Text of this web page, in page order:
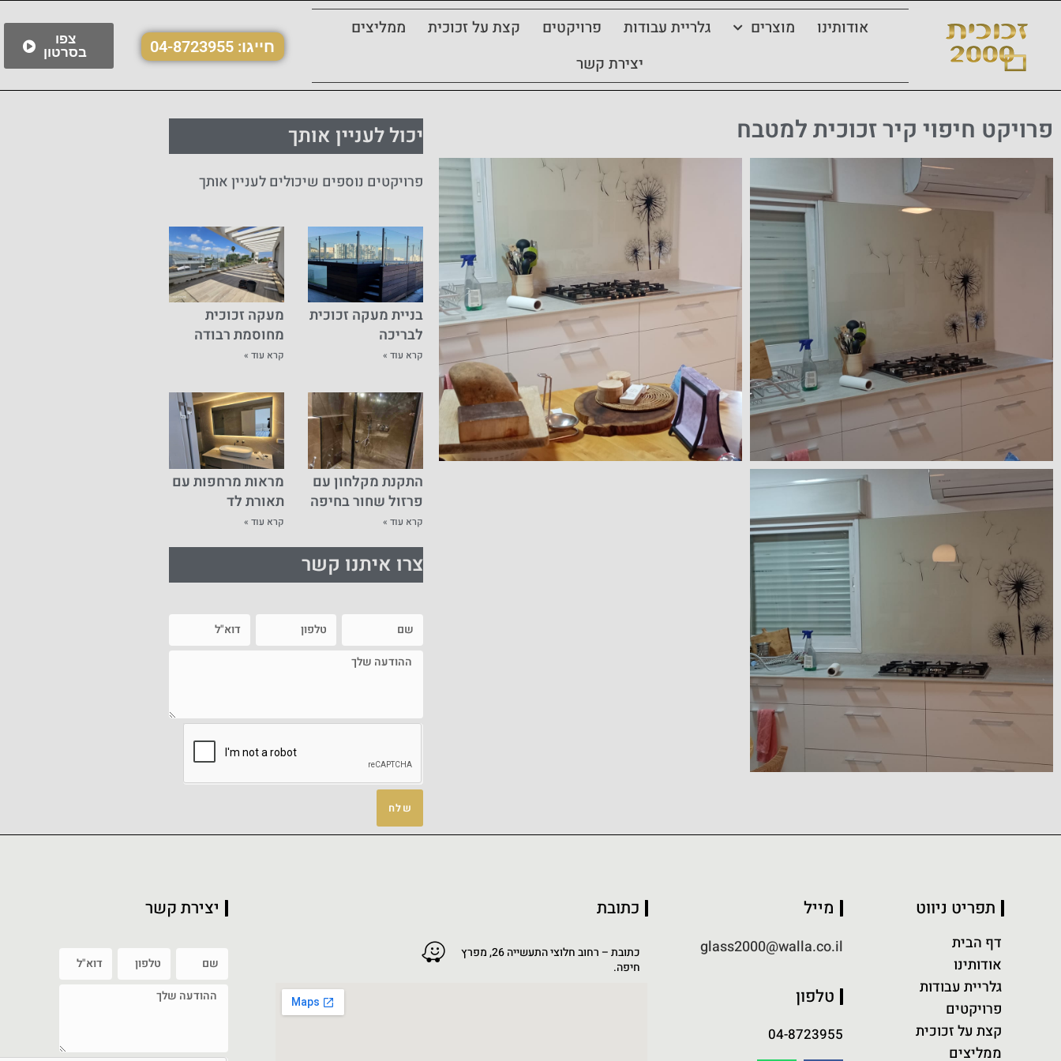
אודותינו מוצרים גלריית עבודות פרויקטים קצת על זכוכית
ממליצים
יצירת קשר
חייגו: 04-8723955
צפו
בסרטון
פרויקט חיפוי קיר זכוכית למטבח יכול לעניין אותך
פרויקטים נוספים שיכולים לעניין אותך
בניית מעקה זכוכית
לבריכה
קרא עוד »
מעקה זכוכית
מחוסמת רבודה
קרא עוד »
התקנת מקלחון עם
פרזול שחור בחיפה
קרא עוד »
מראות מרחפות עם
תאורת לד
קרא עוד »
צרו איתנו קשר
שלח
תפריט ניווט
דף הבית
אודותינו
גלריית עבודות
פרויקטים
קצת על זכוכית
ממליצים
מייל
glass2000@walla.co.il
טלפון
04-8723955
כתובת
כתובת – רחוב חלוצי התעשייה 26, מפרץ
חיפה.
יצירת קשר